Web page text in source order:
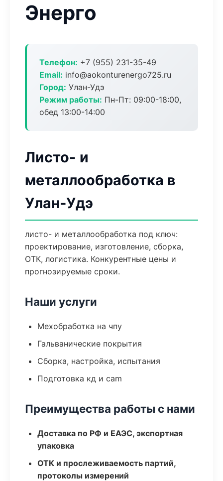
Энерго
Телефон: +7 (955) 231-35-49
Email: info@aokonturenergo725.ru
Город: Улан-Удэ
Режим работы: Пн-Пт: 09:00-18:00,
обед 13:00-14:00
Листо- и
металлообработка в
Улан-Удэ
листо- и металлообработка под ключ:
проектирование, изготовление, сборка,
ОТК, логистика. Конкурентные цены и
прогнозируемые сроки.
Наши услуги
Мехобработка на чпу
Гальванические покрытия
Сборка, настройка, испытания
Подготовка кд и cam
Преимущества работы с нами
Доставка по РФ и ЕАЭС, экспортная
упаковка
ОТК и прослеживаемость партий,
протоколы измерений